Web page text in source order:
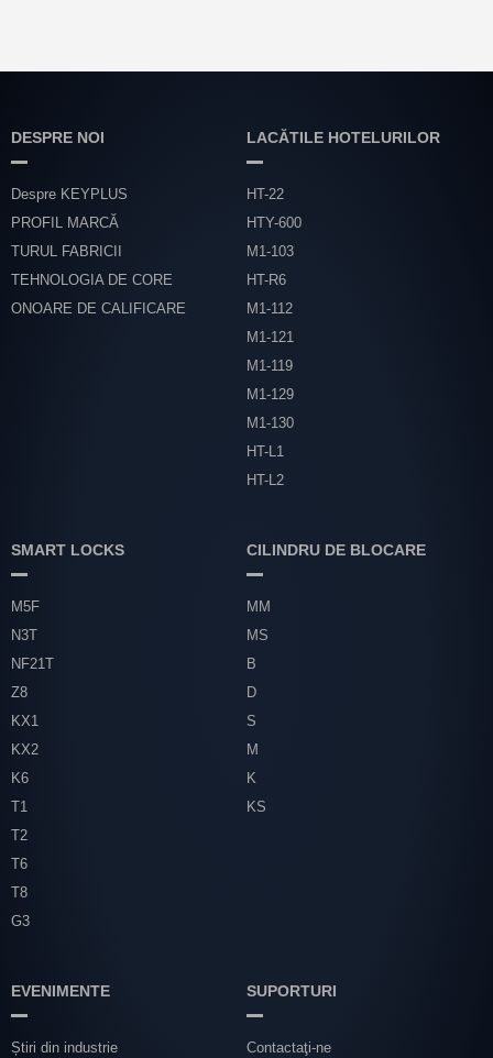
DESPRE NOI
Despre KEYPLUS
PROFIL MARCĂ
TURUL FABRICII
TEHNOLOGIA DE CORE
ONOARE DE CALIFICARE
LACĂTILE HOTELURILOR
HT-22
HTY-600
M1-103
HT-R6
M1-112
M1-121
M1-119
M1-129
M1-130
HT-L1
HT-L2
SMART LOCKS
M5F
N3T
NF21T
Z8
KX1
KX2
K6
T1
T2
T6
T8
G3
CILINDRU DE BLOCARE
MM
MS
B
D
S
M
K
KS
EVENIMENTE
Știri din industrie
SUPORTURI
Contactaţi-ne